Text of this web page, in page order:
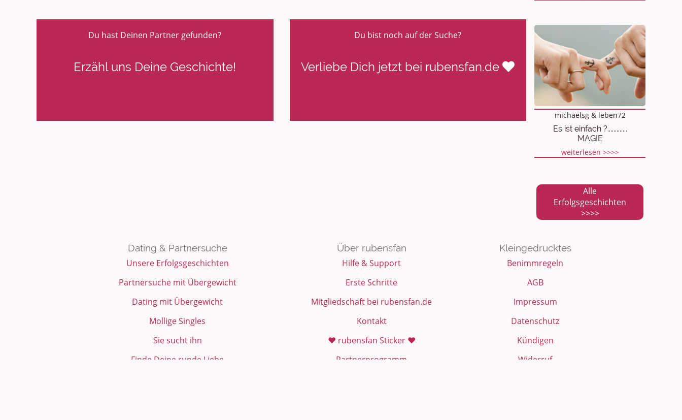
Du hast Deinen Partner gefunden?
Erzähl uns Deine Geschichte!
Du bist noch auf der Suche?
Verliebe Dich jetzt bei rubensfan.de
michaelsg & leben72
Es ist einfach ?.............
MAGIE
weiterlesen >>>>
Alle
Erfolgsgeschichten
>>>>
Dating & Partnersuche
Unsere Erfolgsgeschichten
Partnersuche mit Übergewicht
Dating mit Übergewicht
Mollige Singles
Sie sucht ihn
Finde Deine runde Liebe
Über rubensfan
Hilfe & Support
Erste Schritte
Mitgliedschaft bei rubensfan.de
Kontakt
❤️ rubensfan Sticker ❤️
Partnerprogramm
Kleingedrucktes
Benimmregeln
AGB
Impressum
Datenschutz
Kündigen
Widerruf